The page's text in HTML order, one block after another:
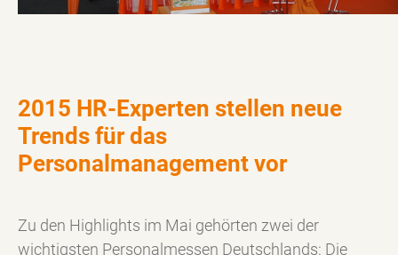
2015 HR-Experten stellen neue
Trends für das
Personalmanagement vor
Zu den Highlights im Mai gehörten zwei der
wichtigsten Personalmessen Deutschlands: Die